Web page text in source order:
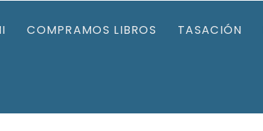
COMPRAMOS LIBROS TASACIÓN